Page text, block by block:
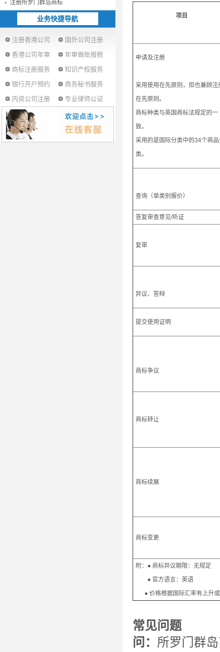
注册所罗门群岛商标
业务快捷导航
注册香港公司
国外公司注册
香港公司年审
年审做账报税
商标注册服务
知识产权服务
银行开户预约
商务秘书服务
内资公司注册
专业律师公证
项目
申请及注册
采用使用在先原则，但也兼顾注
在先原则。
商标种类与英国商标法规定的一
致。
采用的是国际分类中的34个商
类。
查询（单类别报价）
答复审查意见/听证
复审
异议、答辩
提交使用证明
商标争议
商标转让
商标续展
商标变更
附：● 商标异议期限：无规
● 官方语言：英语 ●
● 价格根据国际汇率有上升或
常见问题
问： 所罗门群